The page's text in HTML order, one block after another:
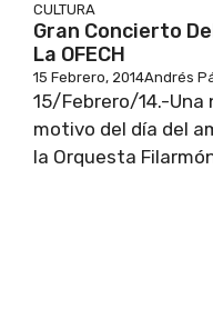
CULTURA
Gran Concierto
La OFECH
15 Febrero, 2014Andrés
15/Febrero/14.-Una
motivo del día del
la Orquesta